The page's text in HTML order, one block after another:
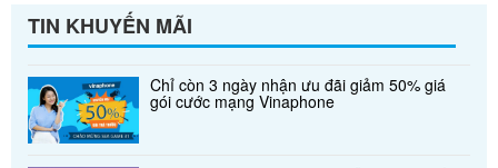
TIN KHUYẾN MÃI
Chỉ còn 3 ngày nhận ưu đãi giảm 50% giá
gói cước mạng Vinaphone